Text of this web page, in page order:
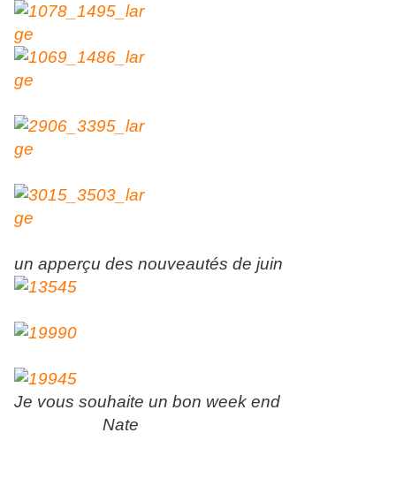
un apperçu des nouveautés de juin
Je vous souhaite un bon week end
Nate